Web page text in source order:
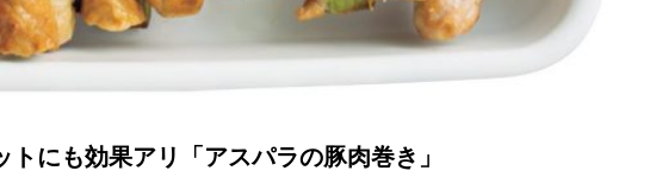
にも効果アリ「アスパラの豚肉巻き」